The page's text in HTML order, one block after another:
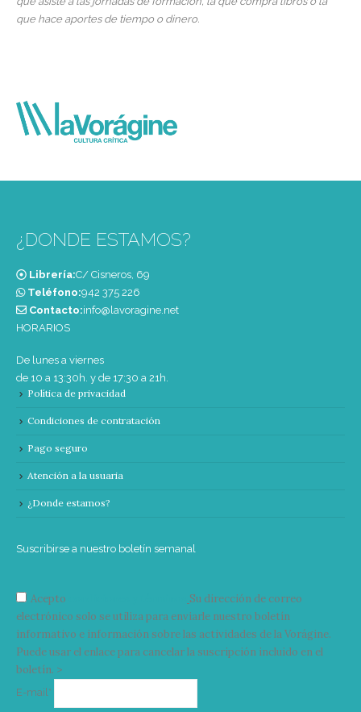
que hace aportes de tiempo o dinero.
¿DONDE ESTAMOS?
Librería:C/ Cisneros, 69
Teléfono:‭942 375 226‬
Contacto:info@lavoragine.net
HORARIOS
De lunes a viernes
de 10 a 13:30h. y de 17:30 a 21h.
Política de privacidad
Condiciones de contratación
Pago seguro
Atención a la usuaria
¿Donde estamos?
Suscribirse a nuestro boletín semanal
Acepto
Su dirección de correo
electrónico solo se utiliza para enviarle nuestro boletín
informativo e información sobre las actividades de la Vorágine.
Puede usar el enlace para cancelar la suscripción incluido en el
boletín. >
E-mail*